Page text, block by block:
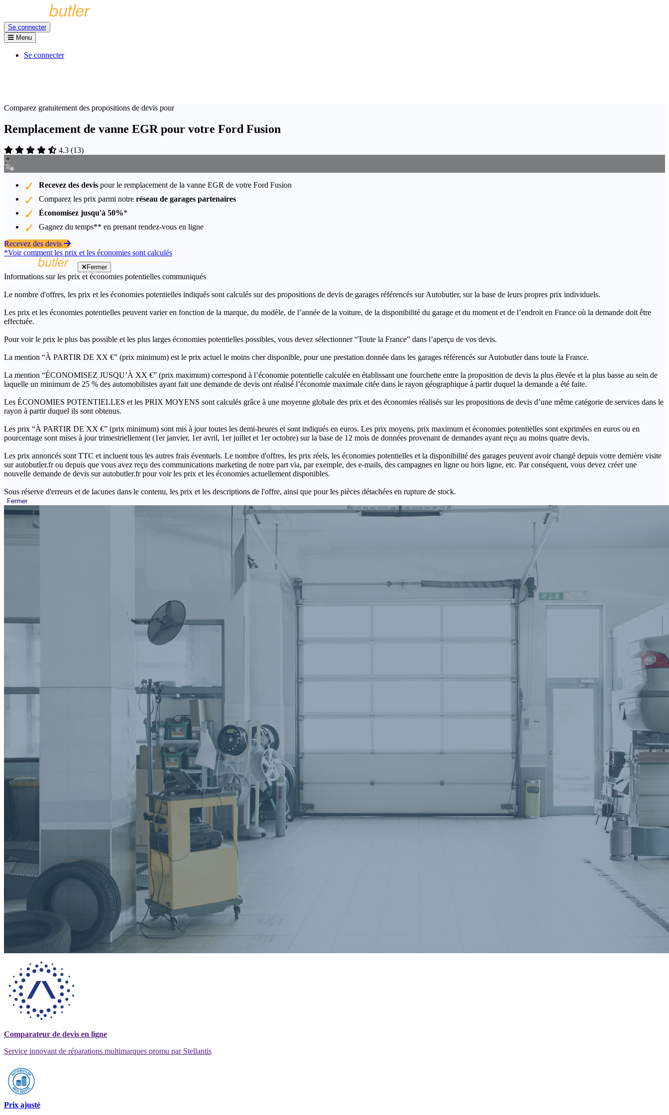
Se connecter
Menu
Se connecter
Comparez gratuitement des propositions de devis pour
Remplacement de vanne EGR pour votre Ford Fusion
4.3 (13)
Recevez des devis pour le remplacement de la vanne EGR de votre Ford Fusion
Comparez les prix parmi notre réseau de garages partenaires
Économisez jusqu'à 50%*
Gagnez du temps** en prenant rendez-vous en ligne
Recevez des devis
*Voir comment les prix et les économies sont calculés
Fermer
Informations sur les prix et économies potentielles communiqués
Le nombre d'offres, les prix et les économies potentielles indiqués sont calculés sur des propositions de devis de garages référencés sur Autobutler, sur la base de leurs propres prix individuels.
Les prix et les économies potentielles peuvent varier en fonction de la marque, du modèle, de l’année de la voiture, de la disponibilité du garage et du moment et de l’endroit en France où la demande doit être
effectuée.
Pour voir le prix le plus bas possible et les plus larges économies potentielles possibles, vous devez sélectionner “Toute la France” dans l’aperçu de vos devis.
La mention “À PARTIR DE XX €” (prix minimum) est le prix actuel le moins cher disponible, pour une prestation donnée dans les garages référencés sur Autobutler dans toute la France.
La mention “ÉCONOMISEZ JUSQU’À XX €” (prix maximum) correspond à l’économie potentielle calculée en établissant une fourchette entre la proposition de devis la plus élevée et la plus basse au sein de
laquelle un minimum de 25 % des automobilistes ayant fait une demande de devis ont réalisé l’économie maximale citée dans le rayon géographique à partir duquel la demande a été faite.
Les ÉCONOMIES POTENTIELLES et les PRIX MOYENS sont calculés grâce à une moyenne globale des prix et des économies réalisés sur les propositions de devis d’une même catégorie de services dans le
rayon à partir duquel ils sont obtenus.
Les prix “À PARTIR DE XX €” (prix minimum) sont mis à jour toutes les demi-heures et sont indiqués en euros. Les prix moyens, prix maximum et économies potentielles sont exprimées en euros ou en
pourcentage sont mises à jour trimestriellement (1er janvier, 1er avril, 1er juillet et 1er octobre) sur la base de 12 mois de données provenant de demandes ayant reçu au moins quatre devis.
Les prix annoncés sont TTC et incluent tous les autres frais éventuels. Le nombre d'offres, les prix réels, les économies potentielles et la disponibilité des garages peuvent avoir changé depuis votre dernière visite
sur autobutler.fr ou depuis que vous avez reçu des communications marketing de notre part via, par exemple, des e-mails, des campagnes en ligne ou hors ligne, etc. Par conséquent, vous devez créer une
nouvelle demande de devis sur autobutler.fr pour voir les prix et les économies actuellement disponibles.
Sous réserve d'erreurs et de lacunes dans le contenu, les prix et les descriptions de l'offre, ainsi que pour les pièces détachées en rupture de stock.
Fermer
Comparateur de devis en ligne
Service innovant de réparations multimarques promu par Stellantis
Prix ajusté